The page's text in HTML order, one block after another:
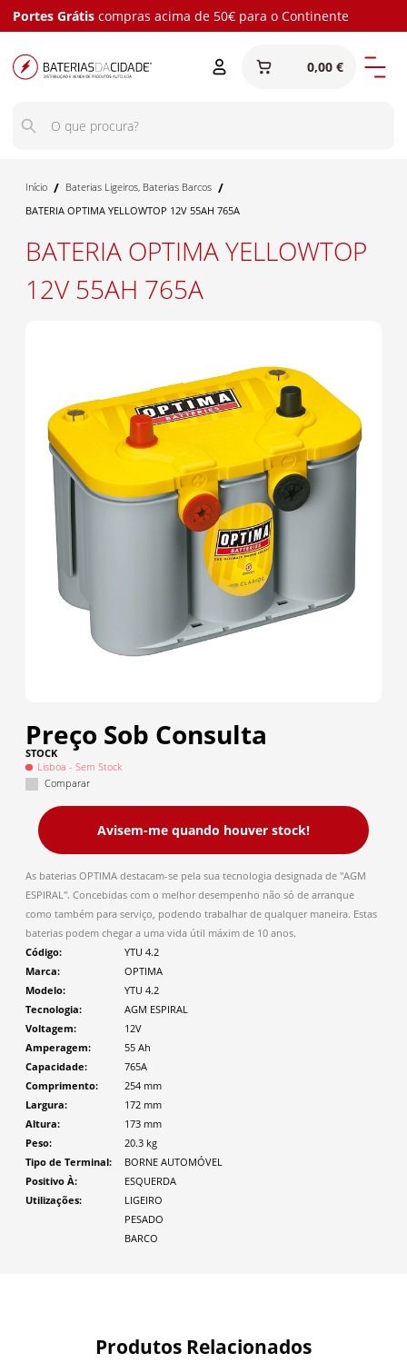
Portes Grátis compras acima de 50€ para o Continente
0,00 €
Início / Baterias Ligeiros, Baterias Barcos /
BATERIA OPTIMA YELLOWTOP 12V 55AH 765A
BATERIA OPTIMA YELLOWTOP
12V 55AH 765A
Preço Sob Consulta
STOCK
Lisboa - Sem Stock
Comparar
Avisem-me quando houver stock!
As baterias OPTIMA destacam-se pela sua tecnologia designada de "AGM
ESPIRAL". Concebidas com o melhor desempenho não só de arranque
como também para serviço, podendo trabalhar de qualquer maneira. Estas
baterias podem chegar a uma vida útil máxim de 10 anos.
Código
YTU 4.2
Marca
OPTIMA
Modelo
YTU 4.2
Tecnologia
AGM ESPIRAL
Voltagem
12V
Amperagem
55 Ah
Capacidade
765A
Comprimento
254 mm
Largura
172 mm
Altura
173 mm
Peso
20.3 kg
Tipo de Terminal
BORNE AUTOMÓVEL
Positivo À
ESQUERDA
Utilizações
LIGEIRO
PESADO
BARCO
Produtos Relacionados